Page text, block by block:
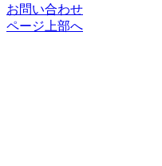
お問い合わせ
ページ上部へ